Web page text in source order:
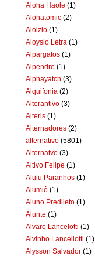
Aloha Haole (1)
Alohatomic (2)
Aloizio (1)
Aloysio Letra (1)
Alpargatos (1)
Alpendre (1)
Alphayatch (3)
Alquifonia (2)
Alterantivo (3)
Alteris (1)
Alternadores (2)
alternativo (5801)
Alternatvo (3)
Altivo Felipe (1)
Alulu Paranhos (1)
Alumiô (1)
Aluno Predileto (1)
Alunte (1)
Alvaro Lancelotti (1)
Alvinho Lancellotti (1)
Alysson Salvador (1)